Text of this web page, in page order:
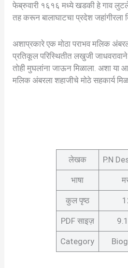
फेब्रुवारी १६१६ मध्ये खडकी हे गाव
तह करून बालाघाटचा प्रदेश जहांगीरला
अशाप्रकारे एक मोठा पराभव मलिक
प्रतिकूल परिस्थितीत लखुजी
तोही मुघलांना जाऊन मिळाला. अशा या
मलिक अंबरला शहाजीचे मोठे सहकार्य
लेखक P.N
भाषा
कुल पृष्ठ
PDF साइज़
Category